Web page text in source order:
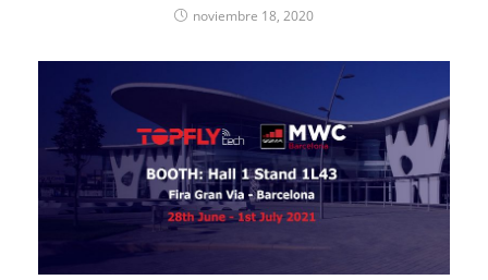
noviembre 18, 2020